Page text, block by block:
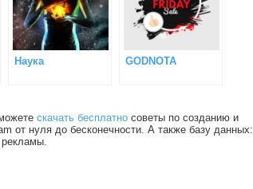
Наука GODNOTA
скачать бесплатно советы по созданию и
от нуля до бесконечности. А также базу данных:
рекламы.